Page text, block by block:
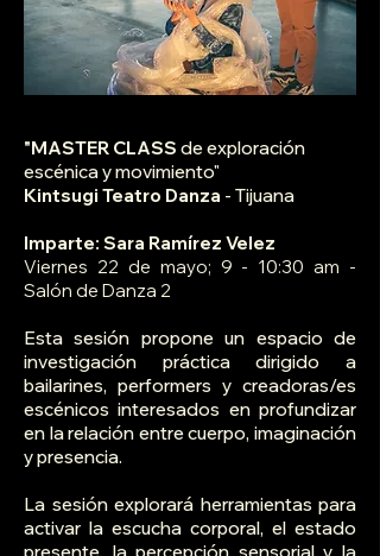
"MASTER CLASS de exploración
escénica y movimiento"
Kintsugi Teatro Danza - Tijuana
Imparte: Sara Ramírez Velez
Viernes 22 de mayo; 9 - 10:30 am -
Salón de Danza 2
Esta sesión propone un espacio de
investigación práctica dirigido a
bailarines, performers y creadoras/es
escénicos interesados en profundizar
en la relación entre cuerpo, imaginación
y presencia.
La sesión explorará herramientas para
activar la escucha corporal, el estado